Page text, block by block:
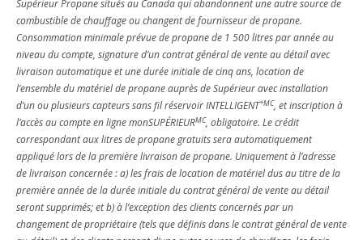
Supérieur Propane situés au Canada qui abandonnent une autre source de
combustible de chauffage ou changent de fournisseur de propane.
Consommation minimale prévue de propane de 1 500 litres par année au
niveau du compte, signature d’un contrat général de vente au détail avec
livraison automatique et une durée initiale de cinq ans, location de
l’ensemble du matériel de propane auprès de Supérieur avec installation
d’un ou plusieurs capteurs sans fil réservoir INTELLIGENT*MC, et inscription à
l’accès au compte en ligne monSUPÉRIEURMC, obligatoire. Le crédit
correspondant aux litres de propane gratuits sera automatiquement
appliqué lors de la première livraison de propane. Uniquement à l’adresse
de livraison concernée : a) les frais de location de matériel dus au titre de la
première année de la durée initiale du contrat général de vente au détail
seront supprimés; et b) à l’exception des clients concernés par un
changement de propriétaire (tels que définis dans le contrat général de vente